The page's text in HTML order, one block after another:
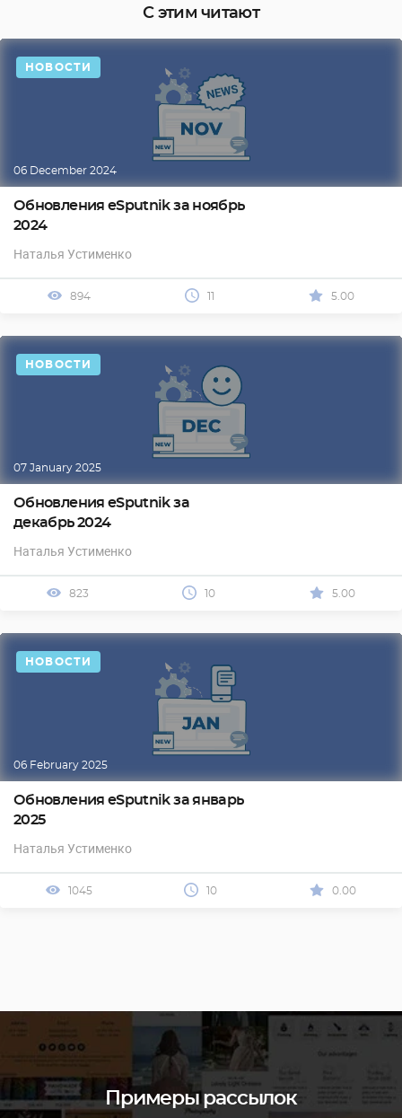
С этим читают
НОВОСТИ
06 December 2024
Обновления eSputnik за ноябрь
2024
Наталья Устименко
894 11 5.00
НОВОСТИ
07 January 2025
Обновления eSputnik за
декабрь 2024
Наталья Устименко
823 10 5.00
НОВОСТИ
06 February 2025
Обновления eSputnik за январь
2025
Наталья Устименко
1045 10 0.00
Примеры рассылок